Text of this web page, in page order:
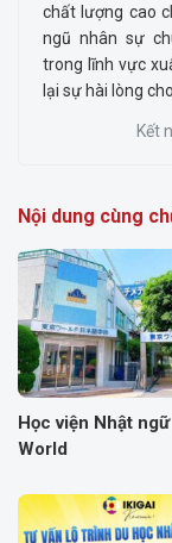
chất lượng cao
ngũ nhân sự
trong lĩnh vực
lại sự hài lòng
Kết
Nội dung cùng
Học viện Nhật
World